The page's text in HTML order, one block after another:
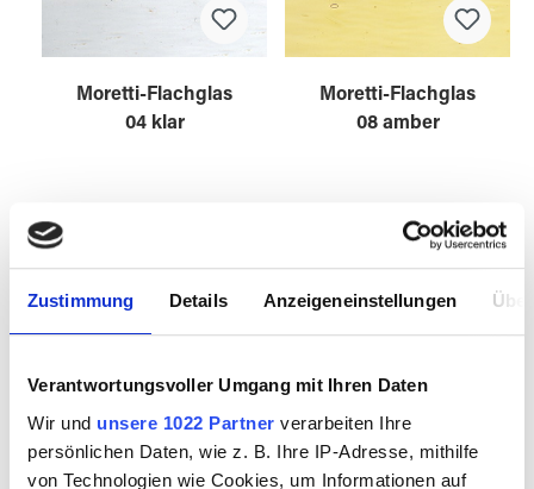
Zustimmung Details Anzeigeneinstellungen
Verantwortungsvoller Umgang mit Ihren Daten
Wir und unsere 1022 Partner verarbeiten Ihre
persönlichen Daten, wie z. B. Ihre IP-Adresse, mithilfe
von Technologien wie Cookies, um Informationen auf
Moretti-Flachglas
04 klar
Moretti-Flachglas
08 amber
8100800